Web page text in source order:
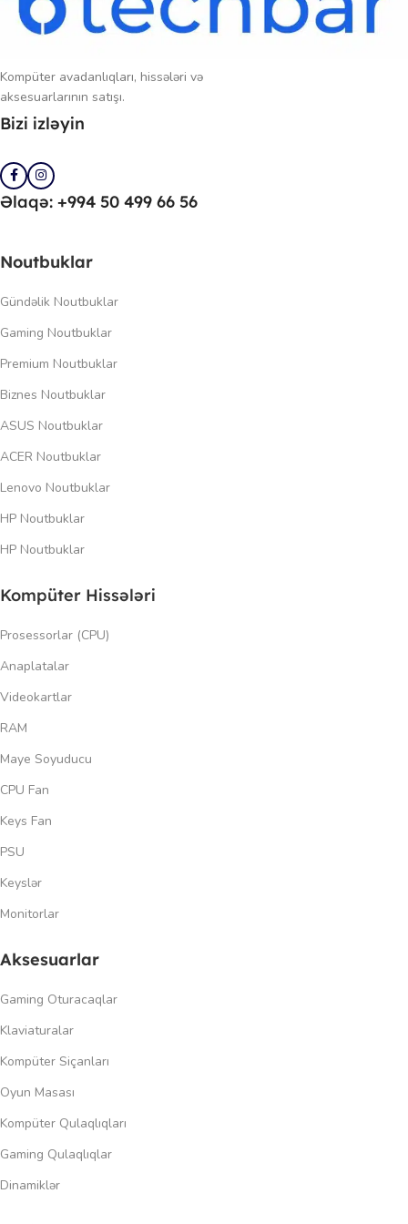
Kompüter avadanlıqları, hissələri və
aksesuarlarının satışı.
Bizi izləyin
Əlaqə: +994 50 499 66 56
Noutbuklar
Gündəlik Noutbuklar
Gaming Noutbuklar
Premium Noutbuklar
Biznes Noutbuklar
ASUS Noutbuklar
ACER Noutbuklar
Lenovo Noutbuklar
HP Noutbuklar
HP Noutbuklar
Kompüter Hissələri
Prosessorlar (CPU)
Anaplatalar
Videokartlar
RAM
Maye Soyuducu
CPU Fan
Keys Fan
PSU
Keyslər
Monitorlar
Aksesuarlar
Gaming Oturacaqlar
Klaviaturalar
Kompüter Siçanları
Oyun Masası
Kompüter Qulaqlıqları
Gaming Qulaqlıqlar
Dinamiklər